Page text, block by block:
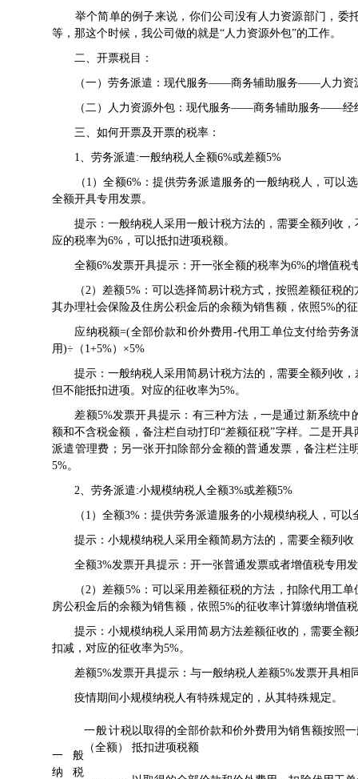
举个简单的例子来说，你们公司没有人力资源部门，委
等，那这个时候，我公司做的就是“人力资源外包”的工作。
二、开票税目：
（一）劳务派遣：现代服务——商务辅助服务——人力资
（二）人力资源外包：现代服务——商务辅助服务——经
三、如何开票及开票的税率：
1、劳务派遣:一般纳税人全额6%或差额5%
（1）全额6%：提供劳务派遣服务的一般纳税人，可以
全额开具专用发票。
提示：一般纳税人采用一般计税方法的，需要全额列收，
应的税率为6%，可以抵扣进项税额。
全额6%发票开具提示：开一张全额的税率为6%的增值税
（2）差额5%：可以选择简易计税方式，按照差额征税的
其办理社会保险及住房公积金后的余额为销售额，依照5%的
应纳税额=(全部价款和价外费用-代用工单位支付给劳务
用)÷（1+5%）×5%
提示：一般纳税人采用简易计税方法的，需要全额列收，
但不能抵扣进项。对应的征收率为5%。
差额5%发票开具提示：有三种方法，一是通过新系统中
额和不含税金额，备注栏自动打印“差额征税”字样。二是开
派遣管理费；另一张开扣除部分金额的普通发票，备注栏
5%。
2、劳务派遣:小规模纳税人全额3%或差额5%
（1）全额3%：提供劳务派遣服务的小规模纳税人，可以
提示：小规模纳税人采用全额简易方法的，需要全额列收
全额3%发票开具提示：开一张普通发票或者增值税专用发
（2）差额5%：可以采用差额征税的方法，扣除代用工单
房公积金后的余额为销售额，依照5%的征收率计算缴纳增值
提示：小规模纳税人采用简易方法差额征收的，需要全额
扣减，对应的征收率为5%。
差额5%发票开具提示：与一般纳税人差额5%发票开具相
疫情期间小规模纳税人有特殊规定的，从其特殊规定。
一般
纳税
一般计税
（全额）
以取得的全部价款和价外费用为销售额按照
抵扣进项税额